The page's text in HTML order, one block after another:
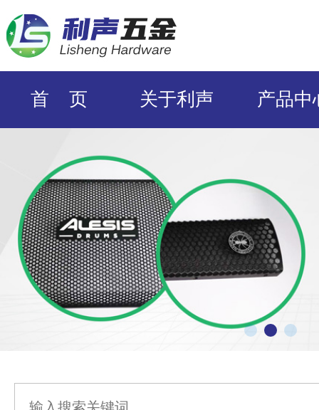
首 页 关于利声 产品中
ODM/OEM定
制